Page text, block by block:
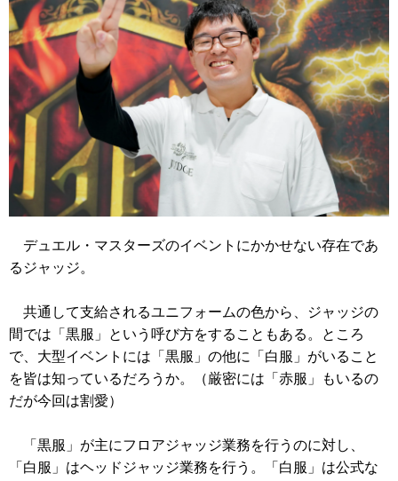
デュエル・マスターズのイベントにかかせない存在であ
るジャッジ。
共通して支給されるユニフォームの色から、ジャッジの
間では「黒服」という呼び方をすることもある。ところ
で、大型イベントには「黒服」の他に「白服」がいること
を皆は知っているだろうか。（厳密には「赤服」もいるの
だが今回は割愛）
「黒服」が主にフロアジャッジ業務を行うのに対し、
「白服」はヘッドジャッジ業務を行う。「白服」は公式な